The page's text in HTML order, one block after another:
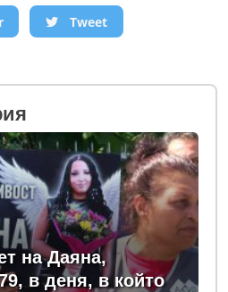
Tweet
на Даяна,
в деня, в който